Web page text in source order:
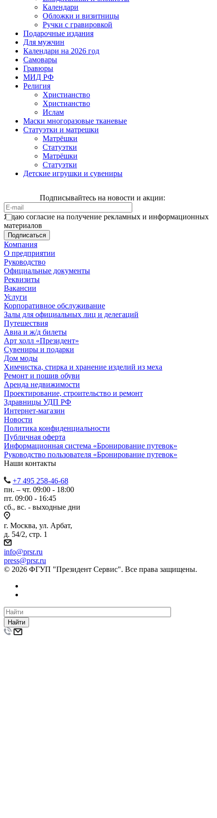
Календари
Обложки и визитницы
Ручки с гравировкой
Подарочные издания
Для мужчин
Календари на 2026 год
Самовары
Гравюры
МИД РФ
Религия
Христианство
Христианство
Ислам
Маски многоразовые тканевые
Статуэтки и матрешки
Матрёшки
Статуэтки
Матрёшки
Статуэтки
Детские игрушки и сувениры
Подписывайтесь на новости и акции:
Я даю согласие на получение рекламных и информационных
материалов
Компания
О предприятии
Руководство
Официальные документы
Реквизиты
Вакансии
Услуги
Корпоративное обслуживание
Залы для официальных лиц и делегаций
Путешествия
Авиа и ж/д билеты
Арт холл «Президент»
Сувениры и подарки
Дом моды
Химчистка, стирка и хранение изделий из меха
Ремонт и пошив обуви
Аренда недвижимости
Проектирование, строительство и ремонт
Здравницы УДП РФ
Интернет-магазин
Новости
Политика конфиденциальности
Публичная оферта
Информационная система «Бронирование путевок»
Руководство пользователя «Бронирование путевок»
Наши контакты
+7 495 258-46-68
пн. – чт. 09:00 - 18:00
пт. 09:00 - 16:45
сб., вс. - выходные дни
г. Москва, ул. Арбат,
д. 54/2, стр. 1
info@prsr.ru
press@prsr.ru
© 2026 ФГУП "Президент Сервис". Все права защищены.
Найти